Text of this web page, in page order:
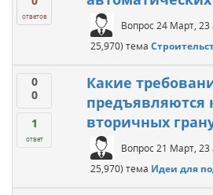
ответов
Вопрос 24 Март, 23
25,970) тема
0
0
1
ответ
Какие
предъявляются
вторичных
Вопрос 21 Март, 23
25,970) тема Идеи для